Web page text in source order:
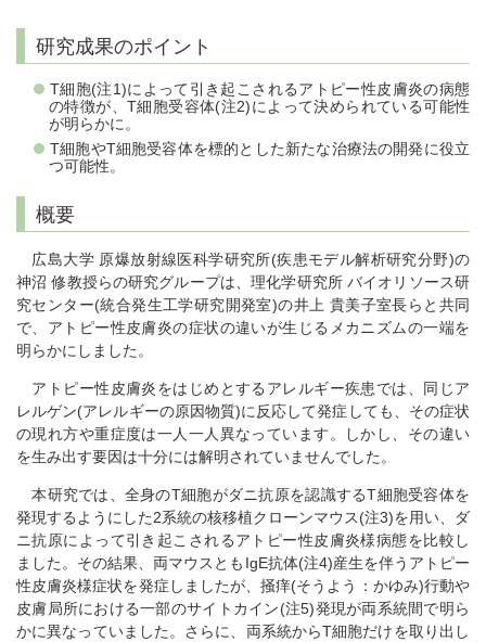
研究成果のポイント
T細胞(注1)によって引き起こされるアトピー性皮膚炎の病態
の特徴が、T細胞受容体(注2)によって決められている可能性
が明らかに。
T細胞やT細胞受容体を標的とした新たな治療法の開発に役立
つ可能性。
概要
広島大学 原爆放射線医科学研究所(疾患モデル解析研究分野)の
神沼 修教授らの研究グループは、理化学研究所 バイオリソース研
究センター(統合発生工学研究開発室)の井上 貴美子室長らと共同
で、アトピー性皮膚炎の症状の違いが生じるメカニズムの一端を
明らかにしました。
アトピー性皮膚炎をはじめとするアレルギー疾患では、同じア
レルゲン(アレルギーの原因物質)に反応して発症しても、その症状
の現れ方や重症度は一人一人異なっています。しかし、その違い
を生み出す要因は十分には解明されていませんでした。
本研究では、全身のT細胞がダニ抗原を認識するT細胞受容体を
発現するようにした2系統の核移植クローンマウス(注3)を用い、ダ
ニ抗原によって引き起こされるアトピー性皮膚炎様病態を比較し
ました。その結果、両マウスともIgE抗体(注4)産生を伴うアトピー
性皮膚炎様症状を発症しましたが、掻痒(そうよう：かゆみ)行動や
皮膚局所における一部のサイトカイン(注5)発現が両系統間で明ら
かに異なっていました。さらに、両系統からT細胞だけを取り出し